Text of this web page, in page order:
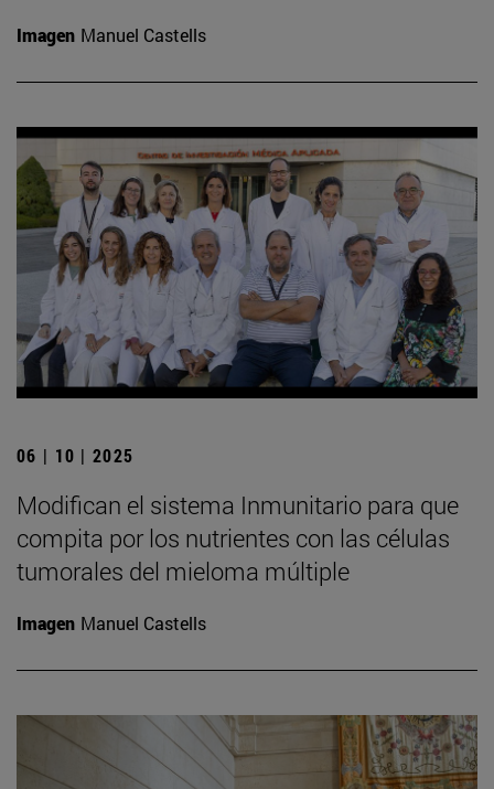
Imagen Manuel Castells
06 | 10 | 2025
Modifican el sistema Inmunitario para que
compita por los nutrientes con las células
tumorales del mieloma múltiple
Imagen Manuel Castells